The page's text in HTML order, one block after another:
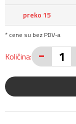
preko 15
* cene su bez PDV-a
Količina: -